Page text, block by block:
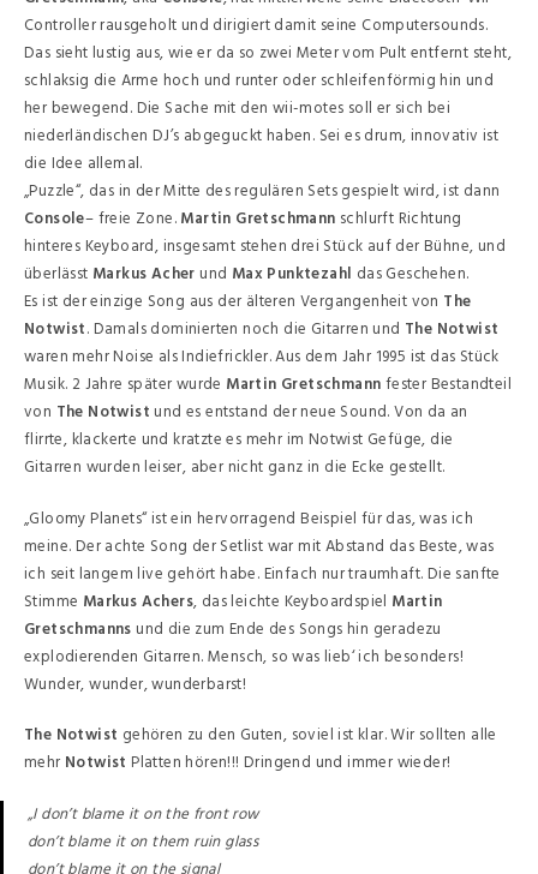
Controller rausgeholt und dirigiert damit seine Computersounds.
Das sieht lustig aus, wie er da so zwei Meter vom Pult entfernt steht,
schlaksig die Arme hoch und runter oder schleifenförmig hin und
her bewegend. Die Sache mit den wii-motes soll er sich bei
niederländischen DJ’s abgeguckt haben. Sei es drum, innovativ ist
die Idee allemal.
„Puzzle“, das in der Mitte des regulären Sets gespielt wird, ist dann
Console– freie Zone.Martin Gretschmann schlurft Richtung
hinteres Keyboard, insgesamt stehen drei Stück auf der Bühne, und
überlässt Markus Acher und Max Punktezahl das Geschehen.
Es ist der einzige Song aus der älteren Vergangenheit von The
Notwist. Damals dominierten noch die Gitarren und The Notwist
waren mehr Noise als Indiefrickler. Aus dem Jahr 1995 ist das Stück
Musik. 2 Jahre später wurde Martin Gretschmannfester Bestandteil
von The Notwist und es entstand der neue Sound. Von da an
flirrte, klackerte und kratzte es mehr im Notwist Gefüge, die
Gitarren wurden leiser, aber nicht ganz in die Ecke gestellt.
„Gloomy Planets“ ist ein hervorragend Beispiel für das, was ich
meine. Der achte Song der Setlist war mit Abstand das Beste, was
ich seit langem live gehört habe. Einfach nur traumhaft. Die sanfte
Stimme Markus Achers, das leichte Keyboardspiel Martin
Gretschmanns und die zum Ende des Songs hin geradezu
explodierenden Gitarren. Mensch, so was lieb‘ ich besonders!
Wunder, wunder, wunderbarst!
The Notwist gehören zu den Guten, soviel ist klar. Wir sollten alle
mehr Notwist Platten hören!!! Dringend und immer wieder!
„I don’t blame it on the front row
don’t blame it on them ruin glass